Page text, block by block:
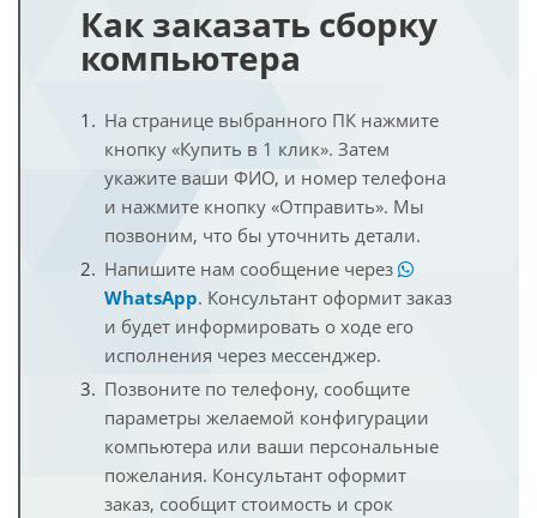
Как заказать сборку
компьютера
На странице выбранного ПК нажмите
кнопку «Купить в 1 клик». Затем
укажите ваши ФИО, и номер телефона
и нажмите кнопку «Отправить». Мы
позвоним, что бы уточнить детали.
Напишите нам сообщение через
WhatsApp. Консультант оформит заказ
и будет информировать о ходе его
исполнения через мессенджер.
Позвоните по телефону, сообщите
параметры желаемой конфигурации
компьютера или ваши персональные
пожелания. Консультант оформит
заказ, сообщит стоимость и срок